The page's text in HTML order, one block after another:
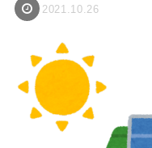
2021.10.26